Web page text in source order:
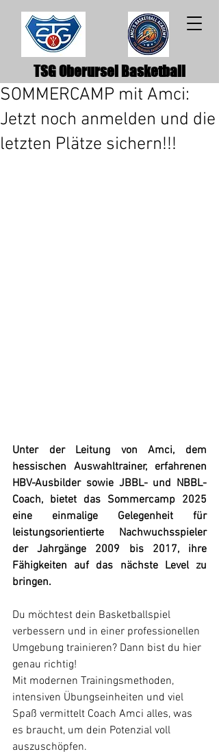
TSG Oberursel Basketball
SOMMERCAMP mit Amci:
Jetzt noch anmelden und die
letzten Plätze sichern!!!
Unter der Leitung von Amci, dem
hessischen Auswahltrainer, erfahrenen
HBV-Ausbilder sowie JBBL- und NBBL-
Coach, bietet das Sommercamp 2025
eine einmalige Gelegenheit für
leistungsorientierte Nachwuchsspieler
der Jahrgänge 2009 bis 2017, ihre
Fähigkeiten auf das nächste Level zu
bringen.
Du möchtest dein Basketballspiel
verbessern und in einer professionellen
Umgebung trainieren? Dann bist du hier
genau richtig!
Mit modernen Trainingsmethoden,
intensiven Übungseinheiten und viel
Spaß vermittelt Coach Amci alles, was
es braucht, um dein Potenzial voll
auszuschöpfen.